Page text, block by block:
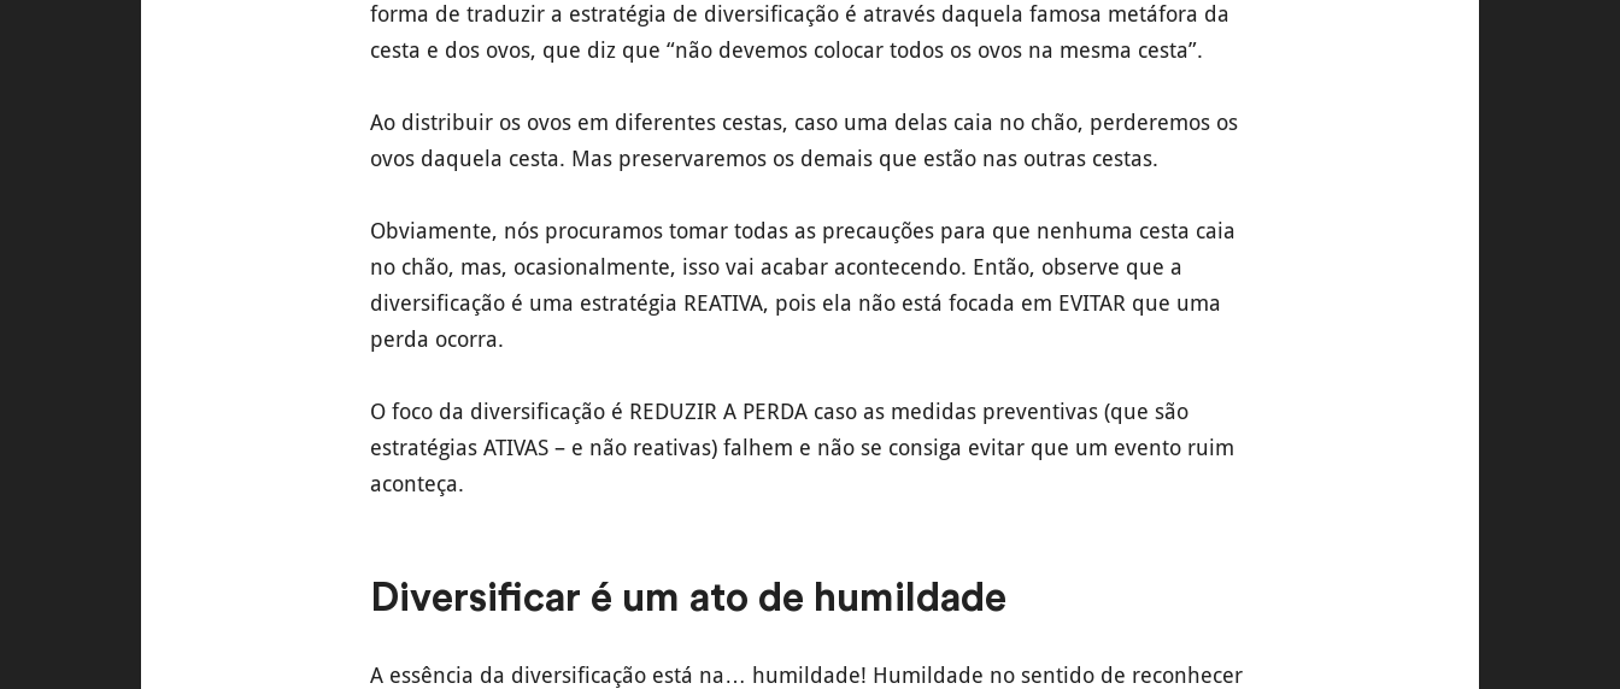
forma de traduzir a estratégia de diversificação é através daquela famosa metáfora da
cesta e dos ovos, que diz que “não devemos colocar todos os ovos na mesma cesta”.
Ao distribuir os ovos em diferentes cestas, caso uma delas caia no chão, perderemos os
ovos daquela cesta. Mas preservaremos os demais que estão nas outras cestas.
Obviamente, nós procuramos tomar todas as precauções para que nenhuma cesta caia
no chão, mas, ocasionalmente, isso vai acabar acontecendo. Então, observe que a
diversificação é uma estratégia REATIVA, pois ela não está focada em EVITAR que uma
perda ocorra.
O foco da diversificação é REDUZIR A PERDA caso as medidas preventivas (que são
estratégias ATIVAS – e não reativas) falhem e não se consiga evitar que um evento ruim
aconteça.
Diversificar é um ato de humildade
A essência da diversificação está na… humildade! Humildade no sentido de reconhecer